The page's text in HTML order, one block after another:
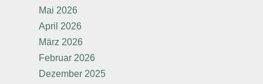
Mai 2026
April 2026
März 2026
Februar 2026
Dezember 2025